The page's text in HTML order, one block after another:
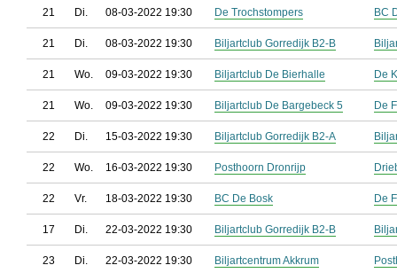
21 Di. 08-03-2022 19:30 De Trochstompers BC
21 Di. 08-03-2022 19:30 Biljartclub Gorredijk B2-B
21 Wo. 09-03-2022 19:30 Biljartclub De Bierhalle De
21 Wo. 09-03-2022 19:30 Biljartclub De Bargebeck 5 De
22 Di. 15-03-2022 19:30 Biljartclub Gorredijk B2-A
22 Wo. 16-03-2022 19:30 Posthoorn Dronrijp
22 Vr. 18-03-2022 19:30 BC De Bosk De
17 Di. 22-03-2022 19:30 Biljartclub Gorredijk B2-B
23 Di. 22-03-2022 19:30 Biljartcentrum Akkrum